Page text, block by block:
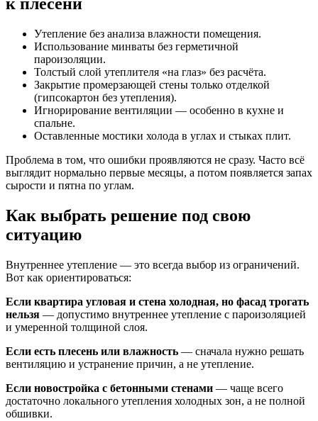
к плесени
Утепление без анализа влажности помещения.
Использование минваты без герметичной
пароизоляции.
Толстый слой утеплителя «на глаз» без расчёта.
Закрытие промерзающей стены только отделкой
(гипсокартон без утепления).
Игнорирование вентиляции — особенно в кухне и
спальне.
Оставленные мостики холода в углах и стыках плит.
Проблема в том, что ошибки проявляются не сразу. Часто всё
выглядит нормально первые месяцы, а потом появляется запах
сырости и пятна по углам.
Как выбрать решение под свою
ситуацию
Внутреннее утепление — это всегда выбор из ограничений.
Вот как ориентироваться:
Если квартира угловая и стена холодная, но фасад трогать
нельзя — допустимо внутреннее утепление с пароизоляцией
и умеренной толщиной слоя.
Если есть плесень или влажность — сначала нужно решать
вентиляцию и устранение причин, а не утепление.
Если новостройка с бетонными стенами — чаще всего
достаточно локального утепления холодных зон, а не полной
обшивки.